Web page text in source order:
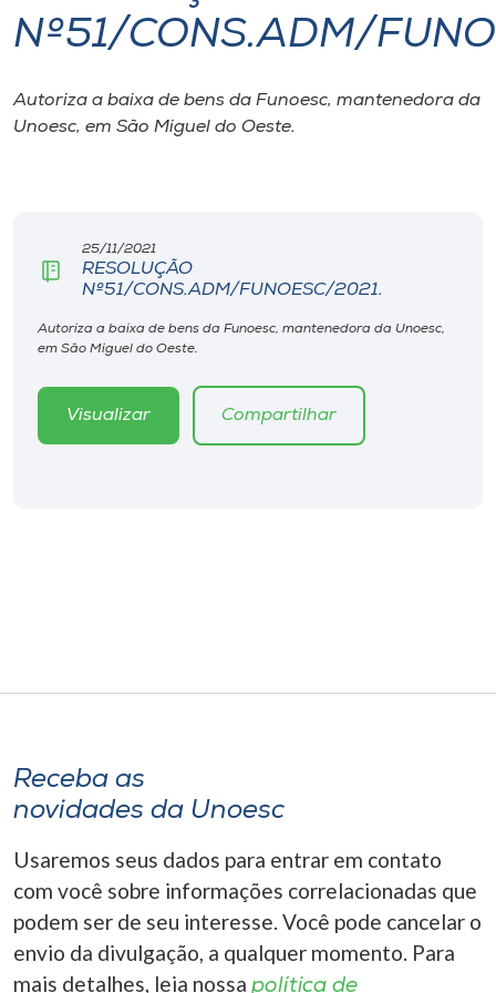
I.nova
Diplomados
Rádio
A+
Nº51/CONS.ADM/
Autoriza a baixa de bens da Funoesc, mantenedora da
Unoesc, em São Miguel do Oeste.
25/11/2021
RESOLUÇÃO
Nº51/CONS.ADM/FUNOESC/2021.
Autoriza a baixa de bens da Funoesc, mantenedora da Unoesc,
em São Miguel do Oeste.
Visualizar Compartilhar
Receba as
novidades da Unoesc
Usaremos seus dados para entrar em contato
com você sobre informações correlacionadas que
podem ser de seu interesse. Você pode cancelar o
envio da divulgação, a qualquer momento. Para
mais detalhes, leia nossa política de